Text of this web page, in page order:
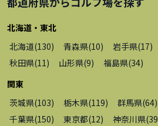
北海道・東北
北海道(130) 青森県(10) 岩手県(17)
秋田県(11) 山形県(9) 福島県(34)
関東
茨城県(103) 栃木県(119) 群馬県(64)
千葉県(150) 東京都(12) 神奈川県(39